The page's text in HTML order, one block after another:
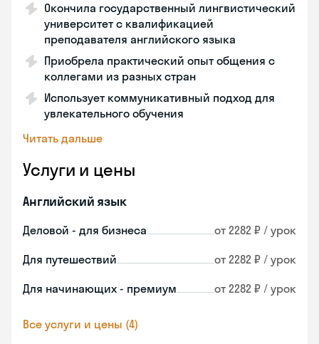
Окончила государственный лингвистический
университет с квалификацией
преподавателя английского языка
Приобрела практический опыт общения с
коллегами из разных стран
Использует коммуникативный подход для
увлекательного обучения
Читать дальше
Услуги и цены
Английский язык
Деловой - для бизнеса от 2282 ₽ / урок
Для путешествий от 2282 ₽ / урок
Для начинающих - премиум от 2282 ₽ / урок
Все услуги и цены (4)